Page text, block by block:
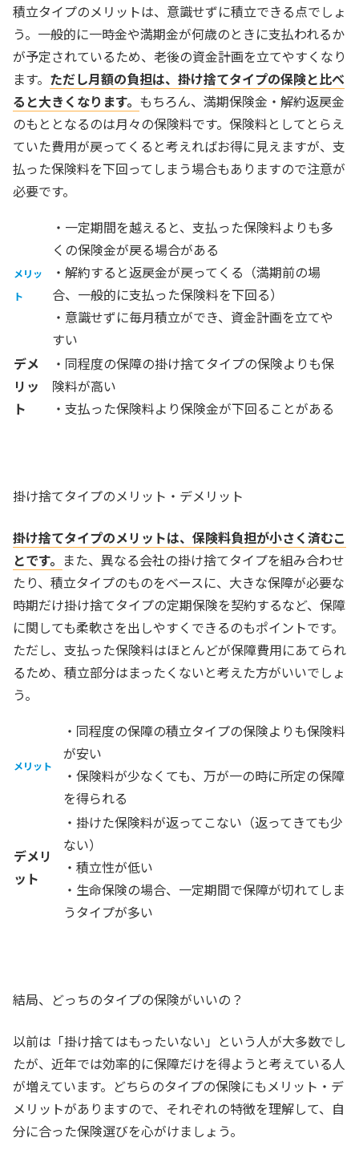
積立タイプのメリットは、意識せずに積立できる点でしょ
う。一般的に一時金や満期金が何歳のときに支払われるか
が予定されているため、老後の資金計画を立てやすくなり
ます。 ただし月額の負担は、掛け捨てタイプの保険と比べ
ると大きくなります。 もちろん、満期保険金・解約返戻金
のもととなるのは月々の保険料です。保険料としてとらえ
ていた費用が戻ってくると考えればお得に見えますが、支
払った保険料を下回ってしまう場合もありますので注意が
必要です。
メリッ
ト
・一定期間を越えると、支払った保険料よりも多
くの保険金が戻る場合がある
・解約すると返戻金が戻ってくる（満期前の場
合、一般的に支払った保険料を下回る）
・意識せずに毎月積立ができ、資金計画を立てや
すい
デメ
リッ
ト
・同程度の保障の掛け捨てタイプの保険よりも保
険料が高い
・支払った保険料より保険金が下回ることがある
掛け捨てタイプのメリット・デメリット
掛け捨てタイプのメリットは、保険料負担が小さく済むこ
とです。 また、異なる会社の掛け捨てタイプを組み合わせ
たり、積立タイプのものをベースに、大きな保障が必要な
時期だけ掛け捨てタイプの定期保険を契約するなど、保障
に関しても柔軟さを出しやすくできるのもポイントです。
ただし、支払った保険料はほとんどが保障費用にあてられ
るため、積立部分はまったくないと考えた方がいいでしょ
う。
メリット
・同程度の保障の積立タイプの保険よりも保険料
が安い
・保険料が少なくても、万が一の時に所定の保障
を得られる
デメリ
ット
・掛けた保険料が返ってこない（返ってきても少
ない）
・積立性が低い
・生命保険の場合、一定期間で保障が切れてしま
うタイプが多い
結局、どっちのタイプの保険がいいの？
以前は「掛け捨てはもったいない」という人が大多数でし
たが、近年では効率的に保障だけを得ようと考えている人
が増えています。どちらのタイプの保険にもメリット・デ
メリットがありますので、それぞれの特徴を理解して、自
分に合った保険選びを心がけましょう。